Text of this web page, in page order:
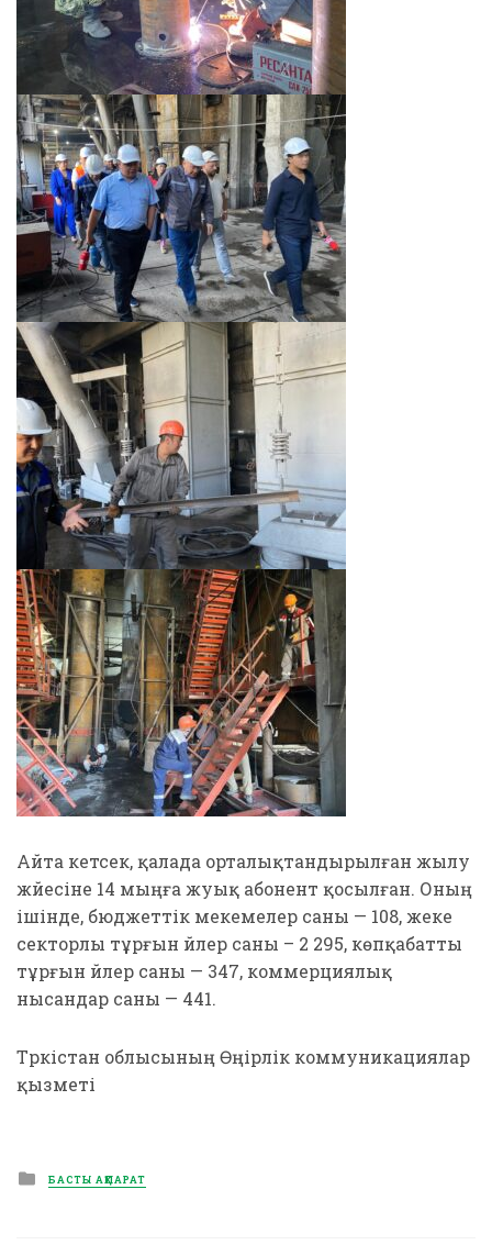
Айта кетсек, қалада орталықтандырылған жылу
жүйесіне 14 мыңға жуық абонент қосылған. Оның
ішінде, бюджеттік мекемелер саны — 108, жеке
секторлы тұрғын үйлер саны – 2 295, көпқабатты
тұрғын үйлер саны — 347, коммерциялық
нысандар саны — 441.
Түркістан облысының Өңірлік коммуникациялар
қызметі
Posted
in
БАСТЫ АҚПАРАТ